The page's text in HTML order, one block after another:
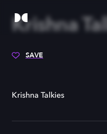
Krishna
SAVE
Krishna Talkies